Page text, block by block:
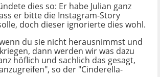
dies so: Er habe Julian ganz
er bitte die Instagram-Story
doch dieser ignorierte dies wohl.
du sie nicht herausnimmst und
dann werden wir was dazu
höflich und sachlich das gesagt,
so der "Cinderella-